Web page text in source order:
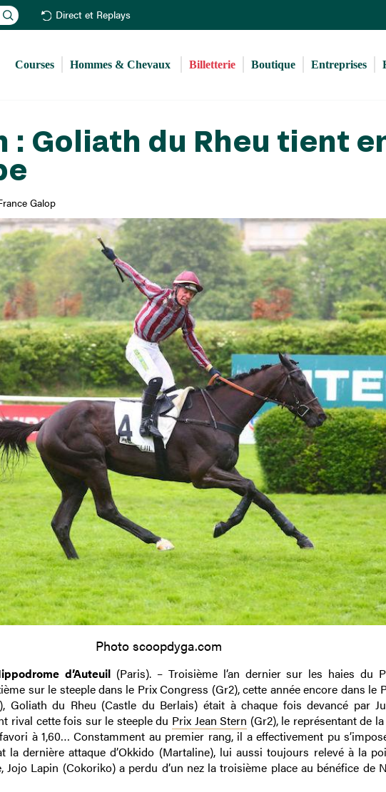
au
principal
Direct et Replays
Courses Hommes & Chevaux Billetterie Boutique Entreprises
: Goliath du Rheu tient
Galop
Photo scoopdyga.com
d’Auteuil (Paris). – Troisième l’an dernier sur les haies du
sur le steeple dans le Prix Congress (Gr2), cette année encore dans le
Goliath du Rheu (Castle du Berlais) était à chaque fois devancé par
rival cette fois sur le steeple du Prix Jean Stern (Gr2), le représentant de
à 1,60… Constamment au premier rang, il a effectivement pu
la dernière attaque d’Okkido (Martaline), lui aussi toujours relevé à la
Lapin (Cokoriko) a perdu d’un nez la troisième place au bénéfice de